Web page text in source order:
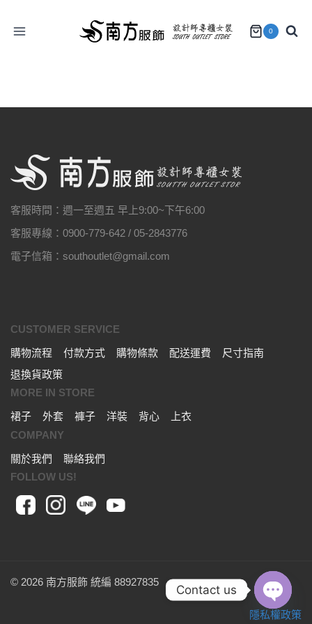
0
客服時間：週一至週五 早上9:00~下午6:00
客服專線：0900-779-642 / 05-2843776
電子信箱：southoutlet@gmail.com
CUSTOMER SERVICE
購物流程
付款方式 購物條款 配送運費
尺寸指南
退換貨政策
MORE IN STORE
裙子
外套 褲子 洋裝 背心
上衣
COMPANY
關於我們
聯絡我們
FOLLOW US!
© 2026 南方服飾 統編 88927835
隱私權政策
Contact us
OPEN